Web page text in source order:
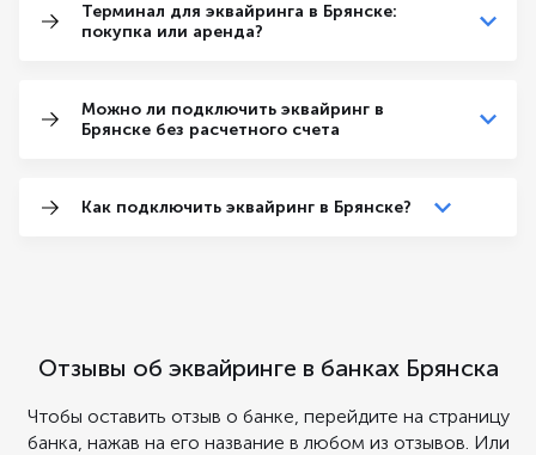
Терминал для эквайринга в Брянске:
покупка или аренда?
Можно ли подключить эквайринг в
Брянске без расчетного счета
Как подключить эквайринг в Брянске?
Отзывы об эквайринге в банках Брянска
Чтобы оставить отзыв о банке, перейдите на страницу
банка, нажав на его название в любом из отзывов. Или